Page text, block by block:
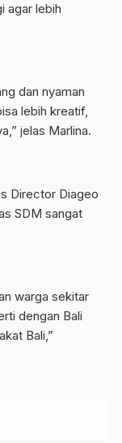
agar lebih
dan nyaman
lebih kreatif,
jelas Marlina.
Director Diageo
SDM sangat
warga sekitar
dengan Bali
Bali,”